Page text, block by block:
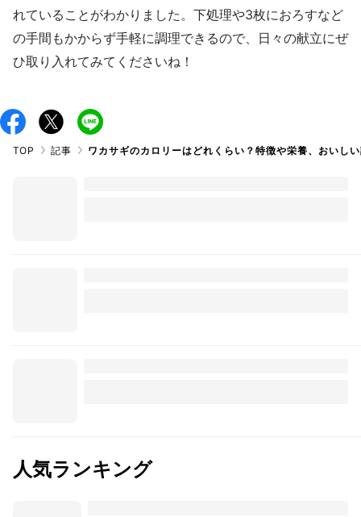
れていることがわかりました。下処理や3枚におろすなど
の手間もかからず手軽に調理できるので、日々の献立にぜ
ひ取り入れてみてくださいね！
TOP 記事 ワカサギのカロリーはどれくらい？特徴や栄養、おいし
人気ランキング